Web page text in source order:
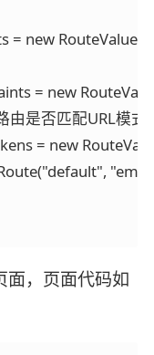
= new
= new
由是否匹配URL模式
= new
，页面代码如